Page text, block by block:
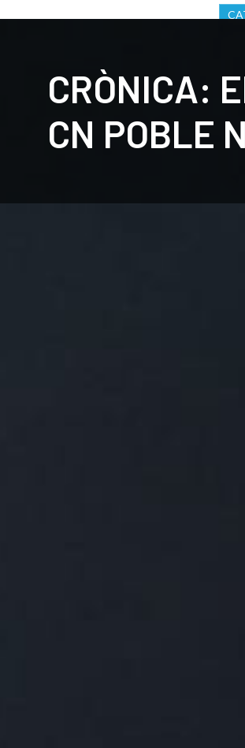
CRÒNICA:
CN POBLE